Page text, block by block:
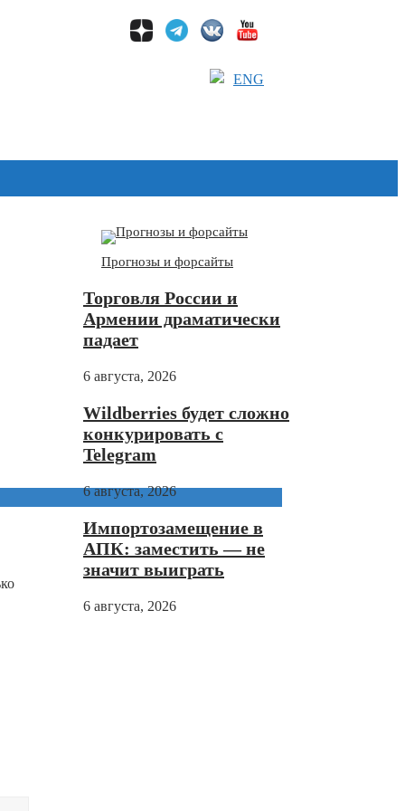
ENG
Прогнозы и форсайты
Торговля России и
Армении драматически
падает
6 августа, 2026
Wildberries будет сложно
конкурировать с
Telegram
6 августа, 2026
Импортозамещение в
АПК: заместить — не
значит выиграть
6 августа, 2026